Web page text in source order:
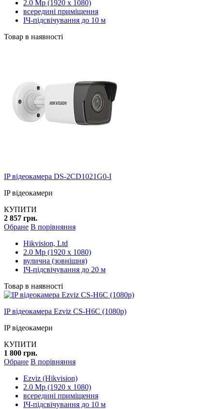
2.0 Mp (1920 x 1080)
всередині приміщення
ІЧ-підсвічування до 10 м
Товар в наявності
IP відеокамера DS-2CD1021G0-I
IP відеокамери
КУПИТИ
2 857 грн.
Обране В порівняння
Hikvision, Ltd
2.0 Mp (1920 x 1080)
вулична (зовнішня)
ІЧ-підсвічування до 20 м
Товар в наявності
IP відеокамера Ezviz CS-H6C (1080p)
IP відеокамери
КУПИТИ
1 800 грн.
Обране В порівняння
Ezviz (Hikvision)
2.0 Mp (1920 x 1080)
всередині приміщення
ІЧ-підсвічування до 10 м